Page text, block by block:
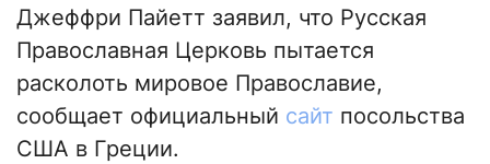
Джеффри Пайетт заявил, что Русская
Православная Церковь пытается
расколоть мировое Православие,
сообщает официальный сайт посольства
США в Греции.